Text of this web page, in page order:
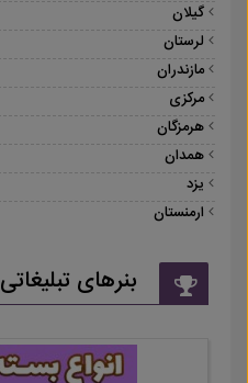
گیلان
لرستان
مازندران
مرکزی
هرمزگان
همدان
یزد
ارمنستان
بنرهای تبلیغاتی